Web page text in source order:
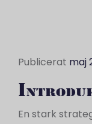
Publicerat maj
En stark